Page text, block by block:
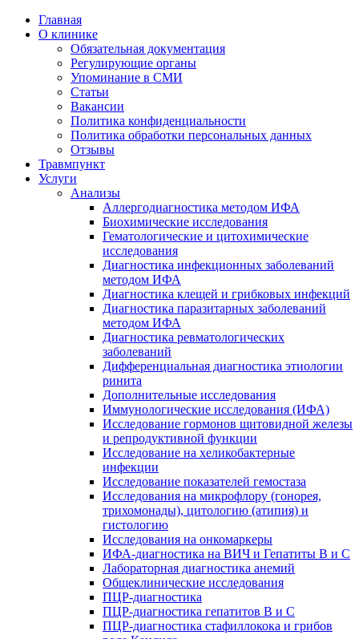
Главная
О клинике
Обязательная документация
Регулирующие органы
Упоминание в СМИ
Статьи
Вакансии
Политика конфиденциальности
Политика обработки персональных данных
Отзывы
Травмпункт
Услуги
Анализы
Аллергодиагностика методом ИФА
Биохимические исследования
Гематологические и цитохимические
исследования
Диагностика инфекционных заболеваний
методом ИФА
Диагностика клещей и грибковых инфекций
Диагностика паразитарных заболеваний
методом ИФА
Диагностика ревматологических
заболеваний
Дифференциальная диагностика этиологии
ринита
Дополнительные исследования
Иммунологические исследования (ИФА)
Исследование гормонов щитовидной железы
и репродуктивной функции
Исследование на хеликобактерные
инфекции
Исследование показателей гемостаза
Исследования на микрофлору (гонорея,
трихомонады), цитологию (атипия) и
гистологию
Исследования на онкомаркеры
ИФА-диагностика на ВИЧ и Гепатиты B и C
Лабораторная диагностика анемий
Общеклинические исследования
ПЦР-диагностика
ПЦР-диагностика гепатитов B и C
ПЦР-диагностика стафиллокока и грибов